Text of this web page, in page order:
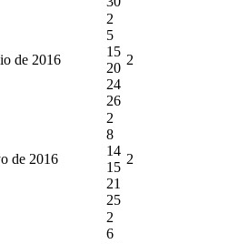
de 2016
2
5
15
20
24
26
2
de 2016
2
8
14
15
21
25
2
2
6